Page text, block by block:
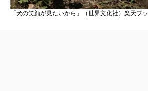
「犬の笑顔が見たいから」（世界文化社）楽天ブ